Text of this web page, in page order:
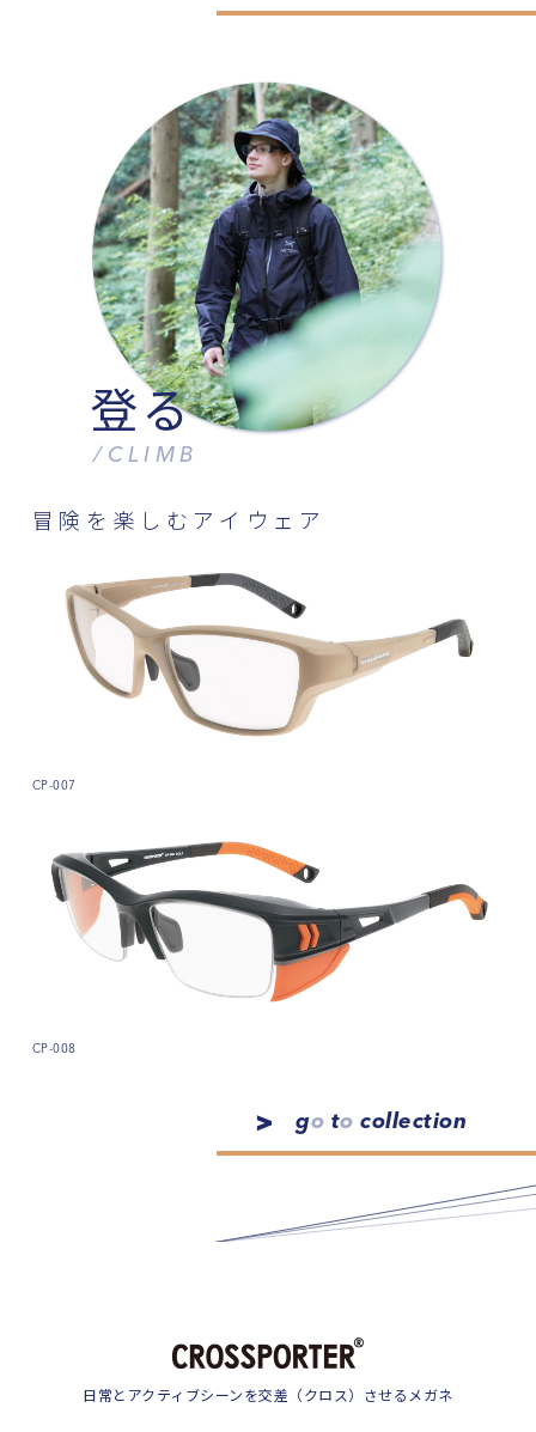
登る
/CLIMB
CP-007
CP-008
go to collection
日常とアクティブシーンを交差（クロス）させるメガネ